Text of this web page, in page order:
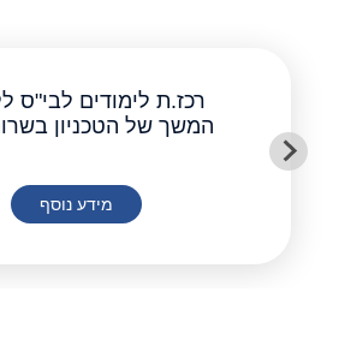
רכז.ת לימודים לבי"ס
המשך של הטכניון
מידע נוסף